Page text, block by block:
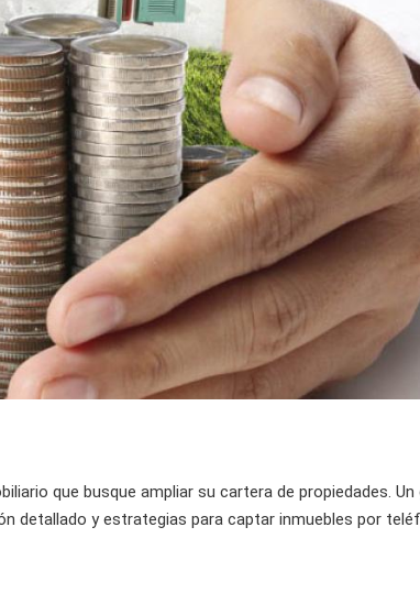
que busque ampliar su cartera de propiedades.
detallado y estrategias para captar inmuebles por